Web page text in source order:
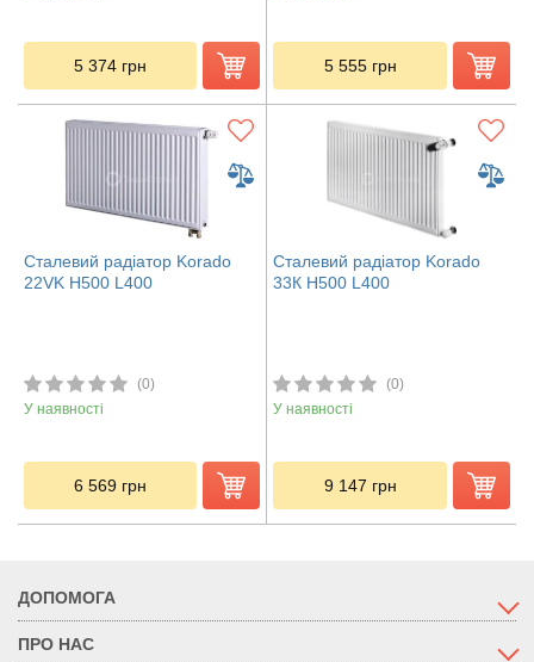
5 374 грн 5 555 грн
Сталевий радіатор Korado
22VK H500 L400
(0)
У наявності
6 569 грн
Сталевий радіатор Korado
33К H500 L400
(0)
У наявності
9 147 грн
ДОПОМОГА
ПРО НАС